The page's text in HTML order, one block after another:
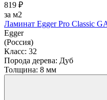
819 ₽
за м2
Ламинат Egger Pro Classic
Egger
(Россия)
Класс: 32
Порода дерева: Дуб
Толщина: 8 мм